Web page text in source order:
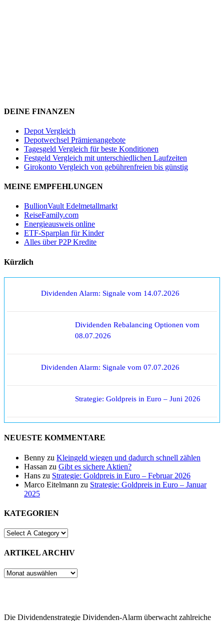
DEINE FINANZEN
Depot Vergleich
Depotwechsel Prämienangebote
Tagesgeld Vergleich für beste Konditionen
Festgeld Vergleich mit unterschiedlichen Laufzeiten
Girokonto Vergleich von gebührenfreien bis günstig
MEINE EMPFEHLUNGEN
BullionVault Edelmetallmarkt
ReiseFamily.com
Energieausweis online
ETF-Sparplan für Kinder
Alles über P2P Kredite
Kürzlich
Dividenden Alarm: Signale vom 14.07.2026
Dividenden Rebalancing Optionen vom
08.07.2026
Dividenden Alarm: Signale vom 07.07.2026
Strategie: Goldpreis in Euro – Juni 2026
NEUESTE KOMMENTARE
Benny zu Kleingeld wiegen und dadurch schnell zählen
Hassan zu Gibt es sichere Aktien?
Hans zu Strategie: Goldpreis in Euro – Februar 2026
Marco Eitelmann zu Strategie: Goldpreis in Euro – Januar
2025
KATEGORIEN
ARTIKEL ARCHIV
ARTIKEL
Die Dividendenstrategie Dividenden-Alarm überwacht zahlreiche